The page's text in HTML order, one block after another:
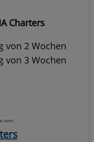
Charters
von 2 Wochen
von 3 Wochen
von: